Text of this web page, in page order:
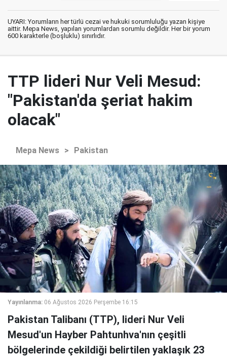
UYARI: Yorumların her türlü cezai ve hukuki sorumluluğu yazan kişiye
aittir. Mepa News, yapılan yorumlardan sorumlu değildir. Her bir yorum
600 karakterle (boşluklu) sınırlıdır.
TTP lideri Nur Veli Mesud:
"Pakistan'da şeriat hakim
olacak"
Mepa News > Pakistan
Yayınlanma: 06 Ağustos 2026 Perşembe 16:15
Pakistan Talibanı (TTP), lideri Nur Veli
Mesud'un Hayber Pahtunhva'nın çeşitli
bölgelerinde çekildiği belirtilen yaklaşık 23